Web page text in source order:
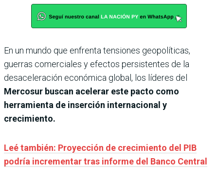
En un mundo que enfrenta tensiones geopolíticas,
guerras comerciales y efectos persistentes de la
desaceleración económica global, los líderes del
Mercosur buscan acelerar este pacto como
herramienta de inserción internacional y
crecimiento.
Leé también: Proyección de crecimiento del PIB
podría incrementar tras informe del Banco Central